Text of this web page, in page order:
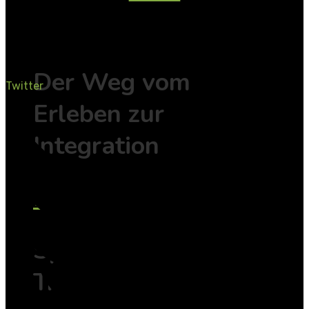
Der Weg vom
Erleben zur
Integration
EMDR
Spezialseminare
Trauma
Twitter